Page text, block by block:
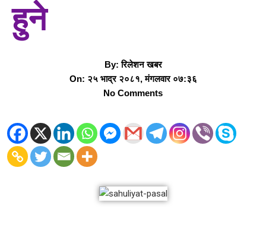
हुने
By: रिलेशन खबर
On: २५ भाद्र २०८१, मंगलवार ०७:३६
No Comments